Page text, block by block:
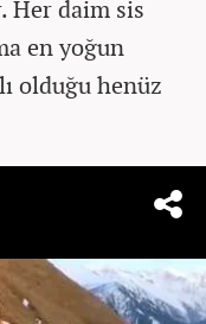
Her daim sis
en yoğun
olduğu henüz